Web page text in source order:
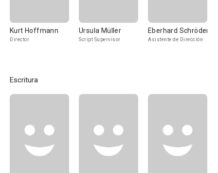
Kurt Hoffmann
Director
Ursula Müller
Script Supervisor
Eberhard Schröder
Asistente de Dirección
Escritura